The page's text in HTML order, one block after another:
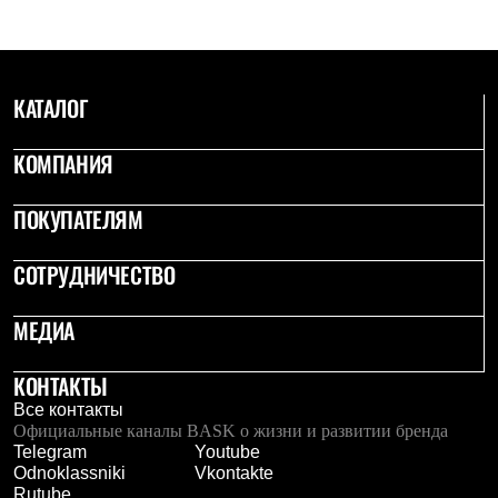
КАТАЛОГ
КОМПАНИЯ
ПОКУПАТЕЛЯМ
СОТРУДНИЧЕСТВО
МЕДИА
КОНТАКТЫ
Все контакты
Официальные каналы BASK о жизни и развитии бренда
Telegram
Youtube
Odnoklassniki
Vkontakte
Rutube